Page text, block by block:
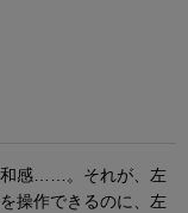
和感……。それが、左
操作できるのに、左